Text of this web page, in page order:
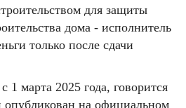
для защиты
дома - исполнитель
только после сдачи
1 марта 2025 года, говорится
опубликован на официальном